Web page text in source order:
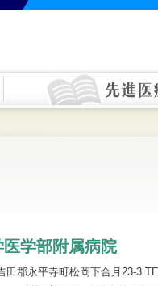
学部附属病院
田郡永平寺町松岡下合月23-3